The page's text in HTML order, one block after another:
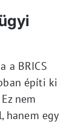
a BRICS
építi ki
nem
hanem egy